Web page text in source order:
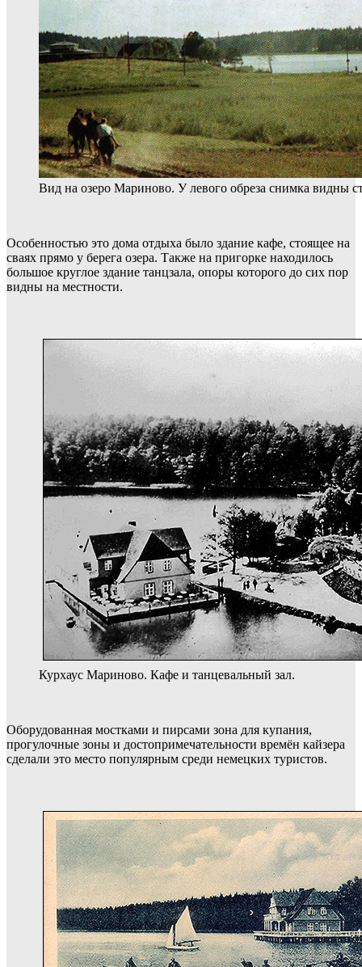
Вид на озеро Мариново. У левого обреза снимка видны
Особенностью это дома отдыха было здание кафе, стоящее на
сваях прямо у берега озера. Также на пригорке находилось
большое круглое здание танцзала, опоры которого до сих пор
видны на местности.
Курхаус Мариново. Кафе и танцевальный зал.
Оборудованная мостками и пирсами зона для купания,
прогулочные зоны и достопримечательности времён кайзера
сделали это место популярным среди немецких туристов.